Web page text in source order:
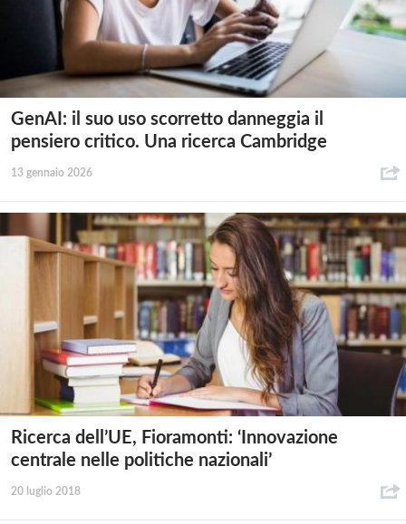
GenAI: il suo uso scorretto danneggia il
pensiero critico. Una ricerca Cambridge
13 gennaio 2026
Ricerca dell’UE, Fioramonti: ‘Innovazione
centrale nelle politiche nazionali’
20 luglio 2018